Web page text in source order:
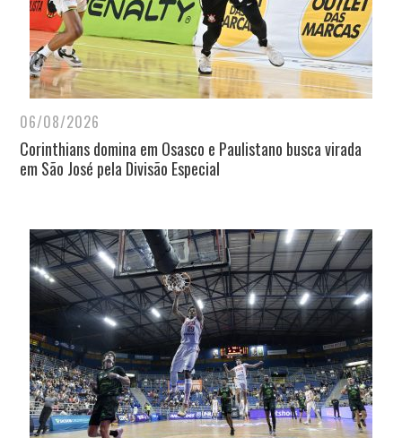
06/08/2026
Corinthians domina em Osasco e Paulistano busca virada
em São José pela Divisão Especial